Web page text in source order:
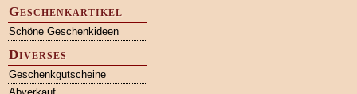
Geschenkartikel
Schöne Geschenkideen
Diverses
Geschenkgutscheine